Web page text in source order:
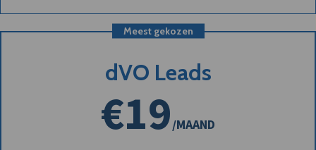
Meest gekozen
dVO Leads
€19/MAAND